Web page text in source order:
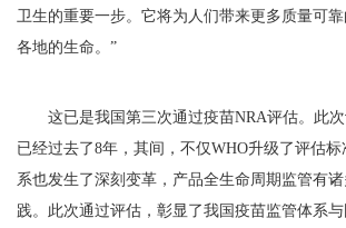
卫生的重要一步。它将为人们带来更多质量可
各地的生命。”
这已是我国第三次通过疫苗NRA评估。此次
已经过去了8年，其间，不仅WHO升级了评估
系也发生了深刻变革，产品全生命周期监管有
践。此次通过评估，彰显了我国疫苗监管体系